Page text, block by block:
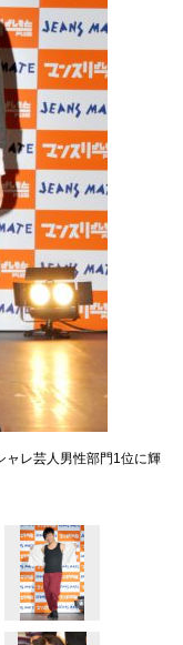
ャレ芸人男性部門1位に輝